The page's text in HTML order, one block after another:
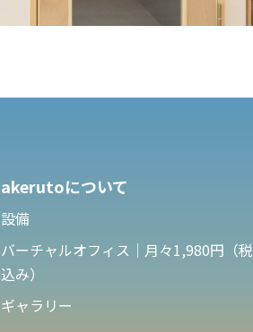
akerutoについて
設備
バーチャルオフィス｜月々1,980円（税
込み）
ギャラリー